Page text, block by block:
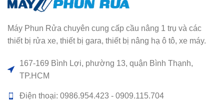
Máy Phun Rửa chuyên cung cấp cầu nâng 1 trụ và các
thiết bị rửa xe, thiết bị gara, thiết bị nâng hạ ô tô, xe máy.
167-169 Bình Lợi, phường 13, quận Bình Thạnh,
TP.HCM
Điện thoại: 0986.954.423 - 0909.115.704